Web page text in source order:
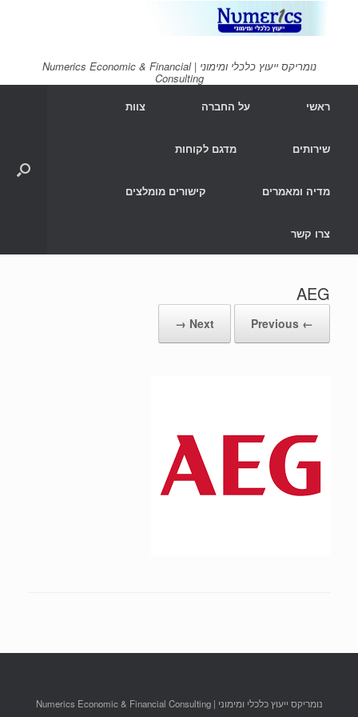
נומריקס ייעוץ כלכלי ומימוני | Numerics Economic & Financial
Consulting
ראשי
על החברה צוות
שירותים מדגם לקוחות
מדיה ומאמרים קישורים מומלצים
צרו קשר
AEG
← Previous
Next →
נומריקס ייעוץ כלכלי ומימוני | Numerics Economic & Financial Consulting